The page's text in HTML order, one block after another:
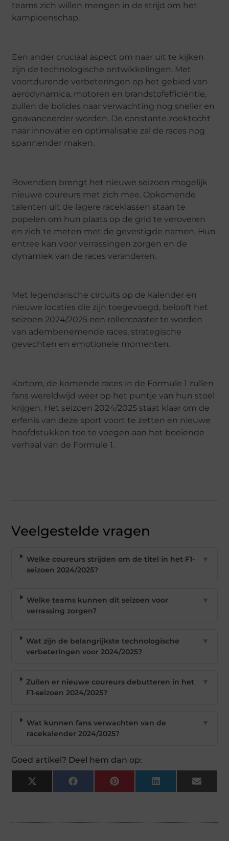
teams zich willen mengen in de strijd om het
kampioenschap.
Een ander cruciaal aspect om naar uit te kijken
zijn de technologische ontwikkelingen. Met
voortdurende verbeteringen op het gebied van
aerodynamica, motoren en brandstofefficiëntie,
zullen de bolides naar verwachting nog sneller en
geavanceerder worden. De constante zoektocht
naar innovatie en optimalisatie zal de races nog
spannender maken.
Bovendien brengt het nieuwe seizoen mogelijk
nieuwe coureurs met zich mee. Opkomende
talenten uit de lagere raceklassen staan te
popelen om hun plaats op de grid te veroveren
en zich te meten met de gevestigde namen. Hun
entree kan voor verrassingen zorgen en de
dynamiek van de races veranderen.
Met legendarische circuits op de kalender en
nieuwe locaties die zijn toegevoegd, belooft het
seizoen 2024/2025 een rollercoaster te worden
van adembenemende races, strategische
gevechten en emotionele momenten.
Kortom, de komende races in de Formule 1 zullen
fans wereldwijd weer op het puntje van hun stoel
krijgen. Het seizoen 2024/2025 staat klaar om de
erfenis van deze sport voort te zetten en nieuwe
hoofdstukken toe te voegen aan het boeiende
verhaal van de Formule 1.
Veelgestelde vragen
Welke coureurs strijden om de titel in het F1-
seizoen 2024/2025?
▼
Welke teams kunnen dit seizoen voor
verrassing zorgen?
▼
Wat zijn de belangrijkste technologische
verbeteringen voor 2024/2025?
▼
Zullen er nieuwe coureurs debutteren in het
F1-seizoen 2024/2025?
▼
Wat kunnen fans verwachten van de
racekalender 2024/2025?
▼
Goed artikel? Deel hem dan op:
X
(Twitter)
Facebook Pinterest LinkedIn Email